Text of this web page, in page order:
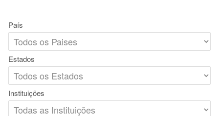
País
Estados
Instituições